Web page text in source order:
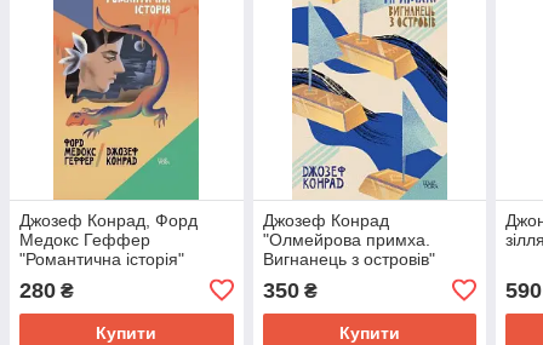
Джозеф Конрад, Форд
Медокс Геффер
"Романтична історія"
280 ₴
Купити
Джозеф Конрад
"Олмейрова примха.
Вигнанець з островів"
350₴
Купити
590